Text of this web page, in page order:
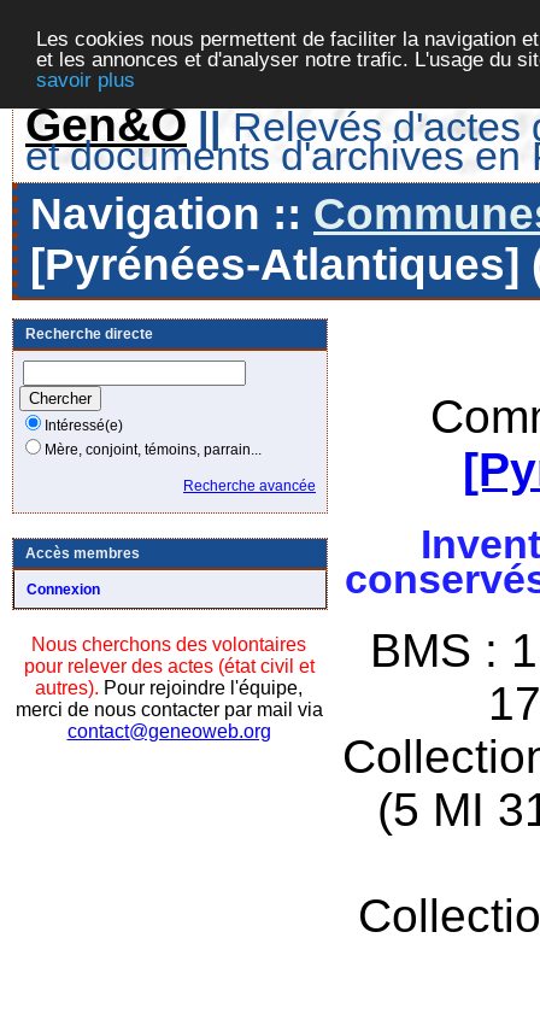
Les cookies nous permettent de faciliter la navigation
et les annonces et d'analyser notre trafic. L'usage du
savoir plus
Gen&O || Relevés d'actes
et documents d'archives en
Navigation ::
[Pyrénées-Atlantiques]
Recherche directe
Intéressé(e)
Mère, conjoint, témoins, parrain...
Recherche avancée
Accès membres
Connexion
Nous cherchons des volontaires
pour relever des actes (état civil et
autres). Pour rejoindre l'équipe,
merci de nous contacter par mail via
contact@geneoweb.org
BMS :
(5 MI